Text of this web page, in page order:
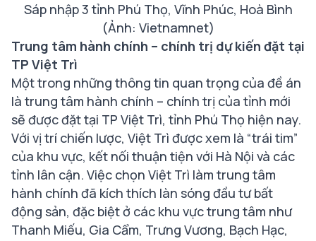
Sáp nhập 3 tỉnh Phú Thọ, Vĩnh Phúc, Hoà Bình
(Ảnh: Vietnamnet)
Trung tâm hành chính – chính trị dự kiến đặt tại
TP Việt Trì
Một trong những thông tin quan trọng của đề án
là trung tâm hành chính – chính trị của tỉnh mới
sẽ được đặt tại TP Việt Trì, tỉnh Phú Thọ hiện nay.
Với vị trí chiến lược, Việt Trì được xem là “trái tim”
của khu vực, kết nối thuận tiện với Hà Nội và các
tỉnh lân cận. Việc chọn Việt Trì làm trung tâm
hành chính đã kích thích làn sóng đầu tư bất
động sản, đặc biệt ở các khu vực trung tâm như
Thanh Miếu, Gia Cẩm, Trưng Vương, Bạch Hạc,